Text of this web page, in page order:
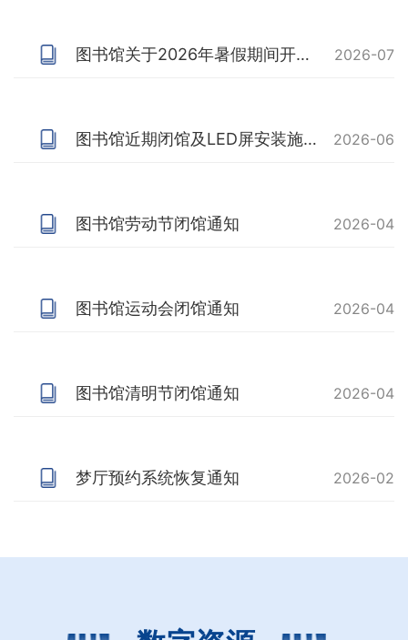
图书馆关于2026年暑假期间开放安排的通知 2026-07
图书馆近期闭馆及LED屏安装施工通知 2026-06
图书馆劳动节闭馆通知 2026-04
图书馆运动会闭馆通知 2026-04
图书馆清明节闭馆通知 2026-04
梦厅预约系统恢复通知 2026-02